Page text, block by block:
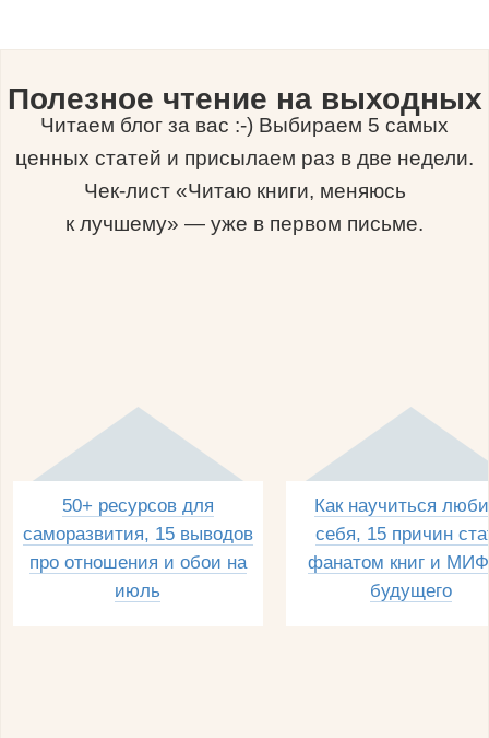
Полезное чтение на выходных
Читаем блог за вас :-) Выбираем 5 самых
ценных статей и присылаем раз в две недели.
Чек-лист «Читаю книги, меняюсь
к лучшему» — уже в первом письме.
50+ ресурсов для
саморазвития, 15 выводов
про отношения и обои на
июль
Как научиться
себя, 15 причин
фанатом книг и
будущего